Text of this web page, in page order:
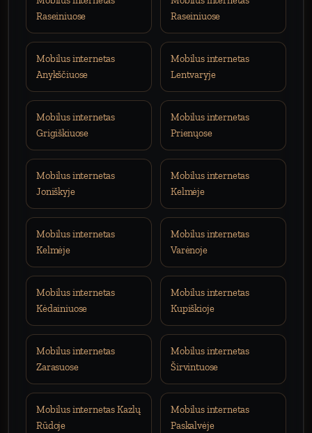
Raseiniuose
Raseiniuose
Mobilus internetas
Anykščiuose
Mobilus internetas
Lentvaryje
Mobilus internetas
Grigiškiuose
Mobilus internetas
Prienųose
Mobilus internetas
Joniškyje
Mobilus internetas
Kelmėje
Mobilus internetas
Kelmėje
Mobilus internetas
Varėnoje
Mobilus internetas
Kėdainiuose
Mobilus internetas
Kupiškioje
Mobilus internetas
Zarasuose
Mobilus internetas
Širvintuose
Mobilus internetas Kazlų
Rūdoje
Mobilus internetas
Paskalvėje